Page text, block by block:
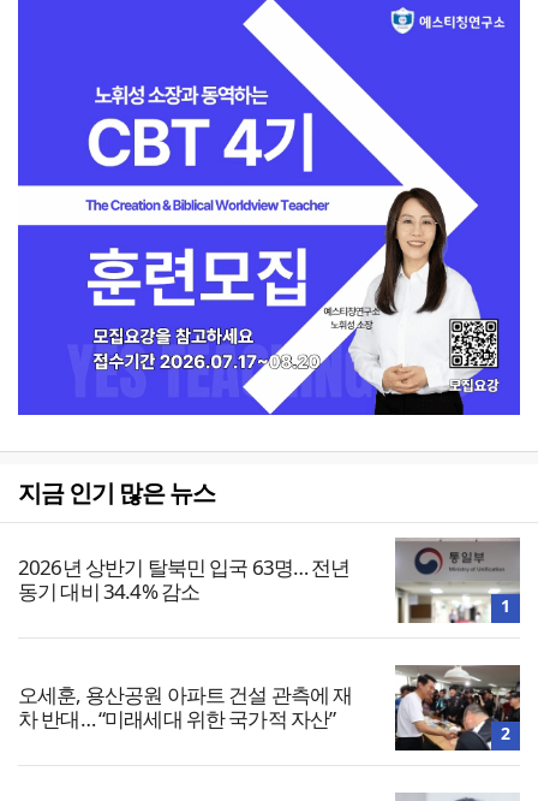
지금 인기 많은 뉴스
2026년 상반기 탈북민 입국 63명… 전년
동기 대비 34.4% 감소
1
오세훈, 용산공원 아파트 건설 관측에 재
차 반대… “미래세대 위한 국가적 자산”
2